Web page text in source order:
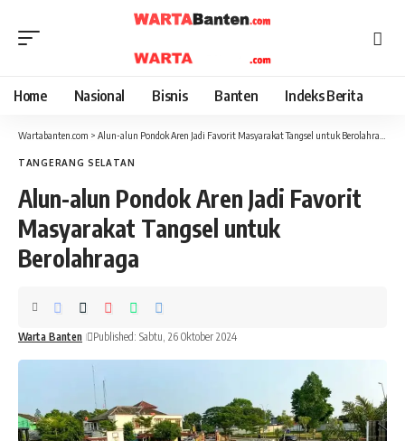
Home Nasional Bisnis Banten Indeks Berita
Wartabanten.com > Alun-alun Pondok Aren Jadi Favorit Masyarakat Tangsel untuk Berolahraga
TANGERANG SELATAN
Alun-alun Pondok Aren Jadi Favorit
Masyarakat Tangsel untuk
Berolahraga
Warta Banten Published: Sabtu, 26 Oktober 2024